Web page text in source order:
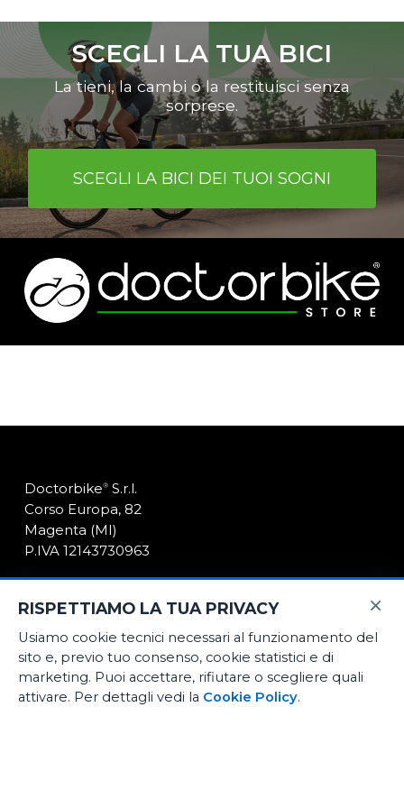
nell’apposita sezione del sito
www.shop.doctorbike.ito cmq tutte
le bici da corsa, MTB, gravel o e-bike
con un valore superiore a euro 2000.
SCEGLI LA TUA BICI
La tieni, la cambi o la restituisci senza
sorprese.
SCEGLI LA BICI DEI TUOI SOGNI
Doctorbike®S.r.l.
Corso Europa, 82
Magenta (MI)
P.IVA 12143730963
Il nostro store
News
Contatti
×
RISPETTIAMO LA TUA PRIVACY
Usiamo cookie tecnici necessari al funzionamento del
sito e, previo tuo consenso, cookie statistici e di
marketing. Puoi accettare, rifiutare o scegliere quali
attivare. Per dettagli vedi la Cookie Policy.